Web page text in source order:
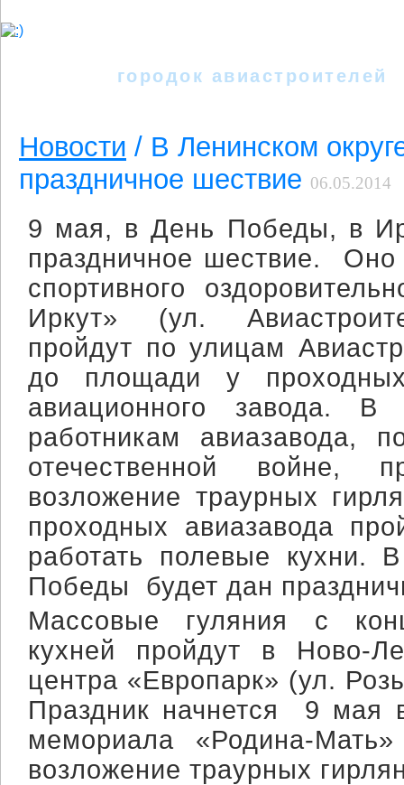
городок авиастроителей
Новости / В Ленинском
праздничное шествие 06.05.2014
9 мая, в День Победы, в
праздничное шествие. Оно
спортивного
Иркут» (ул.
пройдут по улицам
до площади у проходных
авиационного завода.
работникам авиазавода,
отечественной войне,
возложение траурных
проходных авиазавода
работать полевые кухни.
Победы будет дан
Массовые гуляния с
кухней пройдут в Ново-
центра «Европарк» (ул.
Праздник начнется 9
мемориала «Родина-
возложение траурных